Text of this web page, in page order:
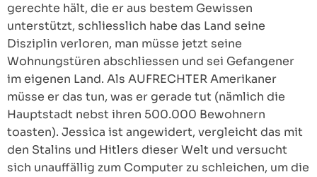
gerechte hält, die er aus bestem Gewissen
unterstützt, schliesslich habe das Land seine
Disziplin verloren, man müsse jetzt seine
Wohnungstüren abschliessen und sei Gefangener
im eigenen Land. Als AUFRECHTER Amerikaner
müsse er das tun, was er gerade tut (nämlich die
Hauptstadt nebst ihren 500.000 Bewohnern
toasten). Jessica ist angewidert, vergleicht das mit
den Stalins und Hitlers dieser Welt und versucht
sich unauffällig zum Computer zu schleichen, um die